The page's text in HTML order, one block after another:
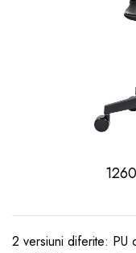
2 versiuni diferite: PU